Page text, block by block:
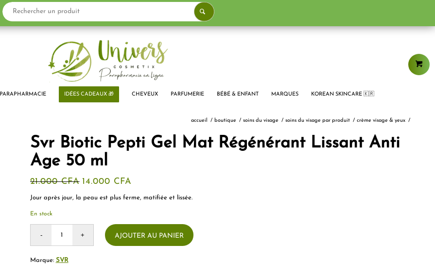
PARAPHARMACIE IDÉES CADEAUX 🎁 CHEVEUX PARFUMERIE BÉBÉ & ENFANT MARQUES KOREAN SKINCARE 🇰🇷
accueil / boutique / soins du visage / soins du visage par produit / crème visage & yeux /
Svr Biotic Pepti Gel Mat Régénérant Lissant Anti
Age 50 ml
21.000CFA Le
initial
était :
14.000 CFA
actuel
est :
Jour après jour, la peau est plus ferme, matifiée et lissée.
En stock
AJOUTER AU PANIER
Marque: SVR